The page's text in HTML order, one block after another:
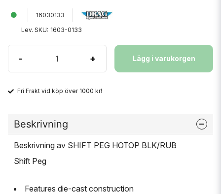
16030133
Lev. SKU: 1603-0133
- + Lägg i varukorgen
Fri Frakt vid köp över 1000 kr!
Beskrivning
Beskrivning av SHIFT PEG HOTOP BLK/RUB
Shift Peg
Features die-cast construction